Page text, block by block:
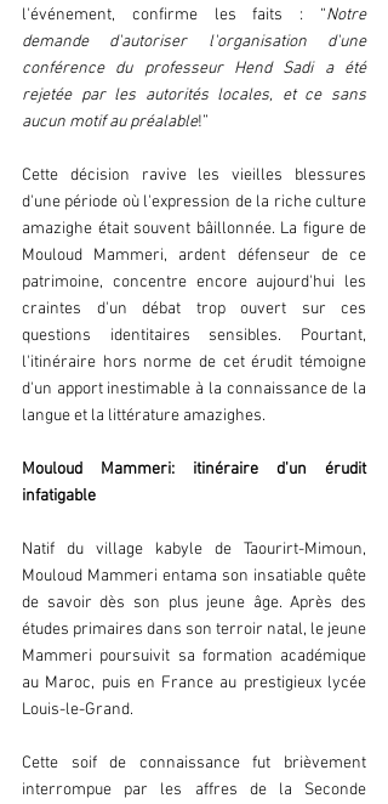
l'événement, confirme les faits : “Notre
demande d'autoriser l'organisation d'une
conférence du professeur Hend Sadi a été
rejetée par les autorités locales, et ce sans
aucun motif au préalable!”
Cette décision ravive les vieilles blessures
d'une période où l'expression de la riche culture
amazighe était souvent bâillonnée. La figure de
Mouloud Mammeri, ardent défenseur de ce
patrimoine, concentre encore aujourd'hui les
craintes d'un débat trop ouvert sur ces
questions identitaires sensibles. Pourtant,
l'itinéraire hors norme de cet érudit témoigne
d'un apport inestimable à la connaissance de la
langue et la littérature amazighes.
Mouloud Mammeri: itinéraire d'un érudit
infatigable
Natif du village kabyle de Taourirt-Mimoun,
Mouloud Mammeri entama son insatiable quête
de savoir dès son plus jeune âge. Après des
études primaires dans son terroir natal, le jeune
Mammeri poursuivit sa formation académique
au Maroc, puis en France au prestigieux lycée
Louis-le-Grand.
Cette soif de connaissance fut brièvement
interrompue par les affres de la Seconde